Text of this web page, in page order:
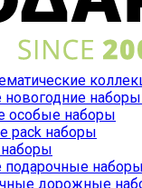
особые наборы
pack наборы
наборы
дорожные